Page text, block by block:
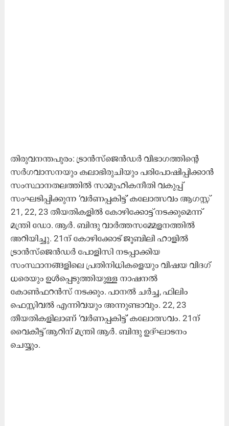
തിരുവനന്തപുരം: ട്രാൻസ്​ജെൻഡർ വിഭാഗത്തിന്‍റെ
സർഗവാസനയും കലാഭിരുചിയും പരിപോഷിപ്പിക്കാൻ
സംസ്ഥാനതലത്തിൽ സാമൂഹികനീതി വകുപ്പ്​
സംഘടിപ്പിക്കുന്ന ‘വർണപ്പകിട്ട്’ കലോത്സവം ആഗസ്റ്റ്
21, 22, 23 തീയതികളിൽ കോഴിക്കോട്ട്​ നടക്കുമെന്ന്​
മന്ത്രി ഡോ. ആർ. ബിന്ദു വാർത്തസമ്മേളനത്തിൽ
അറിയിച്ചു. 21ന് കോഴിക്കോട്​ ജൂബിലി ഹാളിൽ
ട്രാൻസ്ജെൻഡർ പോളിസി നടപ്പാക്കിയ
സംസ്ഥാനങ്ങളിലെ പ്രതിനിധികളെയും വിഷയ വിദഗ്​
ധരെയും ഉൾപ്പെടുത്തിയുള്ള നാഷനൽ
കോൺഫറൻസ് നടക്കും. പാനൽ ചർച്ച, ഫിലിം
ഫെസ്റ്റിവൽ എന്നിവയും അന്നുണ്ടാവും. 22, 23
തീയതികളിലാണ് ‘വർണപ്പകിട്ട്’ കലോത്സവം. 21ന്
വൈകീട്ട് ആറിന്​ മന്ത്രി ആർ. ബിന്ദു ഉദ്ഘാടനം
ചെയ്യും.